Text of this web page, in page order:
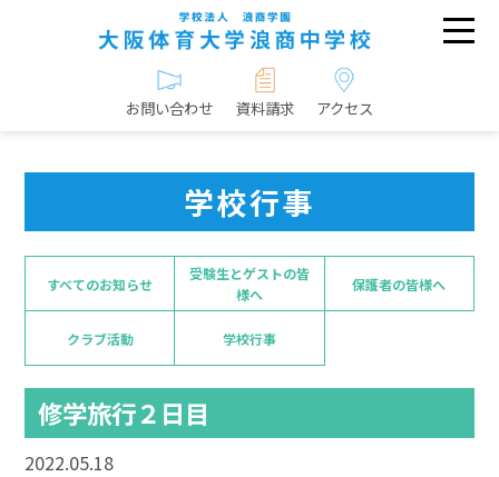
お問い合わせ 資料請求 アクセス
学校行事
すべてのお知らせ
受験生とゲストの皆
様へ
保護者の皆様へ
クラブ活動 学校行事
修学旅行２日目
2022.05.18